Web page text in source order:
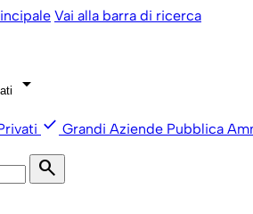
Vai alla barra di ricerca
arrow_drop_down
check Grandi Aziende Pubblica
search